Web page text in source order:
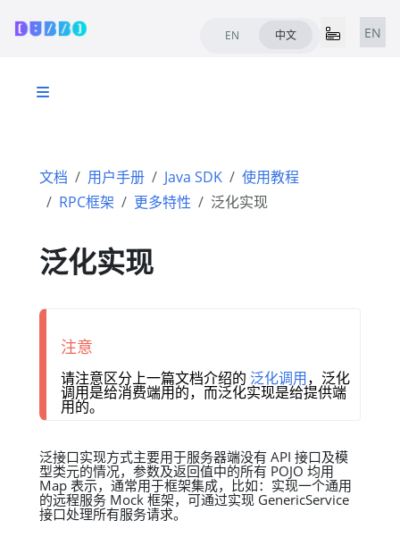
EN 中文 EN
文档 用户手册 Java SDK
使用教程
RPC框架
更多特性 泛化实现
泛化实现
注意
请注意区分上一篇文档介绍的 泛化调用，泛化
调用是给消费端用的，而泛化实现是给提供端
用的。
泛接口实现方式主要用于服务器端没有 API 接口及模
型类元的情况，参数及返回值中的所有 POJO 均用
Map 表示，通常用于框架集成，比如：实现一个通用
的远程服务 Mock 框架，可通过实现 GenericService
接口处理所有服务请求。